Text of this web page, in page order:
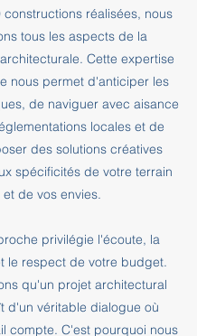
constructions réalisées, nous
tous les aspects de la
Cette expertise
nous permet d'anticiper les
de naviguer avec aisance
locales et de
des solutions créatives
spécificités de votre terrain
et de vos envies.
privilégie l'écoute, la
le respect de votre budget.
qu'un projet architectural
d'un véritable dialogue où
compte. C'est pourquoi nous